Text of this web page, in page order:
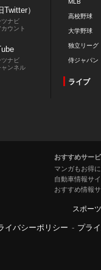
Twitter）
ツナビ
ウント
ツナビ
ャンネル
MLB
高校野球
大学野球
独立リーグ
侍ジャパン
ライブ
おすすめサー
マンガもお得
自動車情報サ
おすすめ情報
スポー
イバシーポリシー - プラ